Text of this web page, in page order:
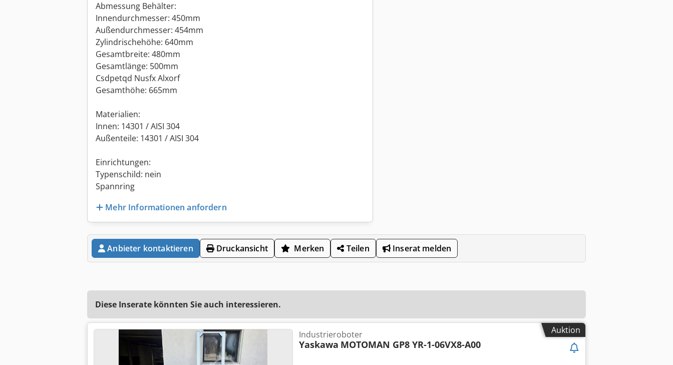
Abmessung Behälter:
Innendurchmesser: 450mm
Außendurchmesser: 454mm
Zylindrischehöhe: 640mm
Gesamtbreite: 480mm
Gesamtlänge: 500mm
Csdpetqd Nusfx Alxorf
Gesamthöhe: 665mm
Materialien:
Innen: 14301 / AISI 304
Außenteile: 14301 / AISI 304
Einrichtungen:
Typenschild: nein
Spannring
Mehr Informationen anfordern
Anbieter kontaktieren Druckansicht Merken Teilen Inserat melden
Diese Inserate könnten Sie auch interessieren.
Auktion
Industrieroboter
Yaskawa MOTOMAN GP8 YR-1-06VX8-A00